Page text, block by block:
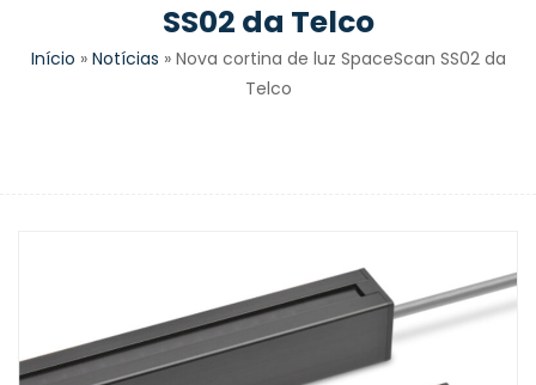
SS02 da Telco
Início » Notícias » Nova cortina de luz SpaceScan SS02 da
Telco